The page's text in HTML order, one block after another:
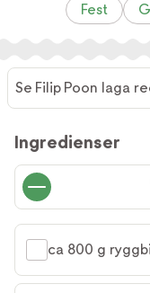
Fest
Poon
laga
receptet
Se Filip Poon laga
Ingredienser
ca 800 g